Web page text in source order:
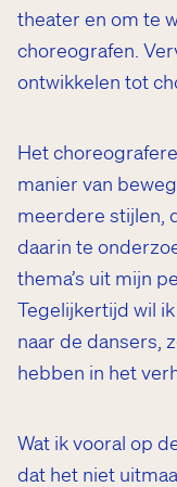
theater en om te
choreografen.
ontwikkelen tot
Het
manier van
meerdere stijlen,
daarin te
thema’s uit mijn
Tegelijkertijd wil
naar de dansers,
hebben in het
Wat ik vooral op
dat het niet